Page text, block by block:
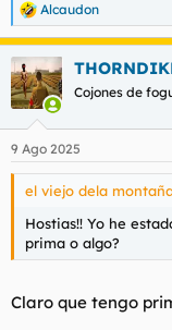
R
e
a
c
c
i
e
s
Alcaudon
Cojones de
9 Ago 2025
el viejo dela
Hostias!! Yo he
prima o algo?
Claro que tengo